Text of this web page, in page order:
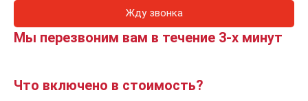
Жду звонка
Мы перезвоним вам в течение 3-х минут
Что включено в стоимость?